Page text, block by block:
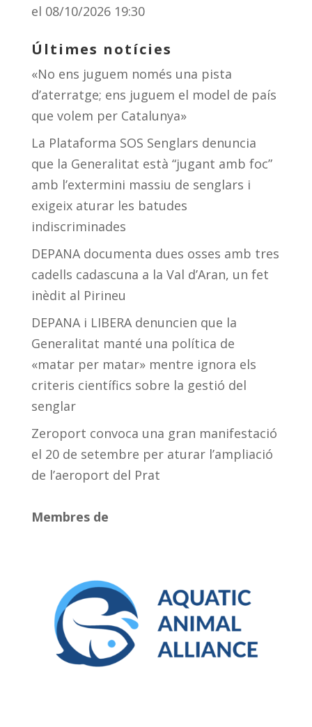
el 08/10/2026 19:30
Últimes notícies
«No ens juguem només una pista
d’aterratge; ens juguem el model de país
que volem per Catalunya»
La Plataforma SOS Senglars denuncia
que la Generalitat està “jugant amb foc”
amb l’extermini massiu de senglars i
exigeix aturar les batudes
indiscriminades
DEPANA documenta dues osses amb tres
cadells cadascuna a la Val d’Aran, un fet
inèdit al Pirineu
DEPANA i LIBERA denuncien que la
Generalitat manté una política de
«matar per matar» mentre ignora els
criteris científics sobre la gestió del
senglar
Zeroport convoca una gran manifestació
el 20 de setembre per aturar l’ampliació
de l’aeroport del Prat
Membres de